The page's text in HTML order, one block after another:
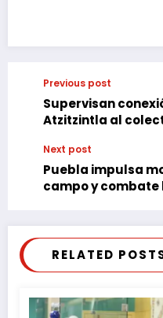
Previous post
Supervisan
Atzitzintla al
Next post
Puebla impulsa
campo y
RELATED